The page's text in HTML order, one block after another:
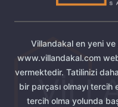
Villandakal en yeni ve
www.villandakal.com
vermektedir. Tatilinizi
bir parçası olmayı
tercih olma yolunda